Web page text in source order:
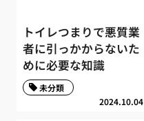
トイレつまりで悪質業
者に引っかからないた
めに必要な知識
2024.10.04
未分類